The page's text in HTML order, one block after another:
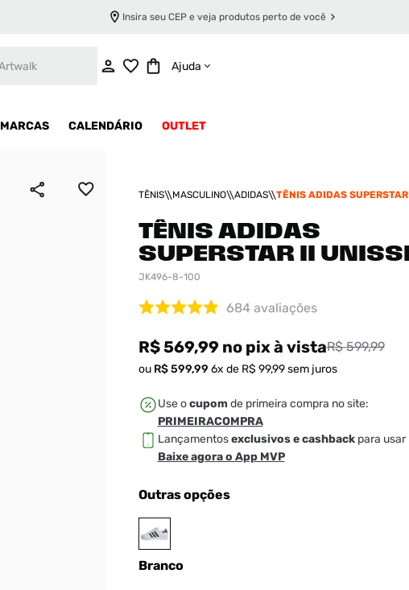
Insira seu CEP e veja produtos perto de você
Ajuda
MARCAS CALENDÁRIO OUTLET
TÊNIS MASCULINO ADIDAS TÊNIS ADIDAS
TÊNIS ADIDAS
SUPERSTAR II
JK496-8-100
684 avaliações
R$ 569,99no pixà vistaR$ 599,99
ou R$ 599,99 6x de R$ 99,99sem juros
Use ocupom de primeira compra no site:
PRIMEIRACOMPRA
Lançamentosexclusivos e cashbackpara usar
Baixe agora o App MVP
Outras opções
Branco